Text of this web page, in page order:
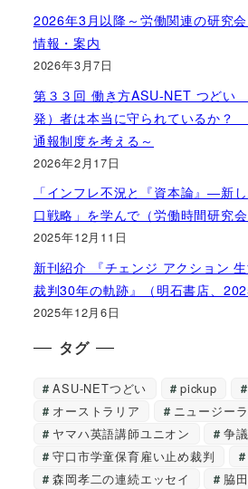
2026年3月以降～労働関連の研究
情報・案内
2026年3月7日
第３３回 働き方ASU-NET つどい
発）者は本当に守られているか？
通報制度を考える～
2026年2月17日
「インフレ不況と『資本論』―新
口戦略」を学んで（労働時間研究会
2025年12月11日
新刊紹介 『チェンジ アクション
裁判30年の軌跡』（明石書店、
2025年12月6日
タグ
ASU-NETつどい pickup
オーストラリア
ニュージー
ヤマハ英語講師ユニオン
争
守口市学童保育雇い止め裁判
森岡孝二の連続エッセイ
脇